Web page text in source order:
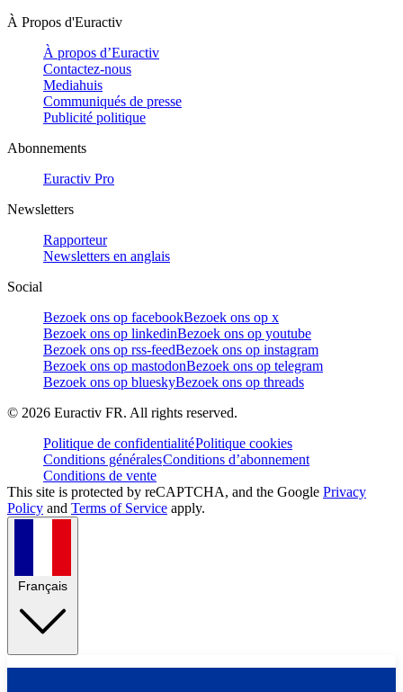
À Propos d'Euractiv
À propos d’Euractiv
Contactez-nous
Mediahuis
Communiqués de presse
Publicité politique
Abonnements
Euractiv Pro
Newsletters
Rapporteur
Newsletters en anglais
Social
Bezoek ons op facebookBezoek ons op x
Bezoek ons op linkedinBezoek ons op youtube
Bezoek ons op rss-feedBezoek ons op instagram
Bezoek ons op mastodonBezoek ons op telegram
Bezoek ons op blueskyBezoek ons op threads
© 2026 Euractiv FR. All rights reserved.
Politique de confidentialitéPolitique cookies
Conditions généralesConditions d’abonnement
Conditions de vente
This site is protected by reCAPTCHA, and the Google Privacy
Policy and Terms of Service apply.
Français